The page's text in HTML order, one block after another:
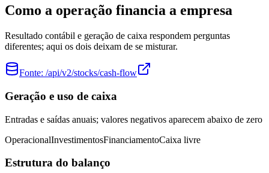
Como a operação financia a empresa
Resultado contábil e geração de caixa respondem perguntas
diferentes; aqui os dois deixam de se misturar.
Fonte: /api/v2/stocks/cash-flow
Geração e uso de caixa
Entradas e saídas anuais; valores negativos aparecem abaixo de zero
OperacionalInvestimentosFinanciamentoCaixa livre
Estrutura do balanço